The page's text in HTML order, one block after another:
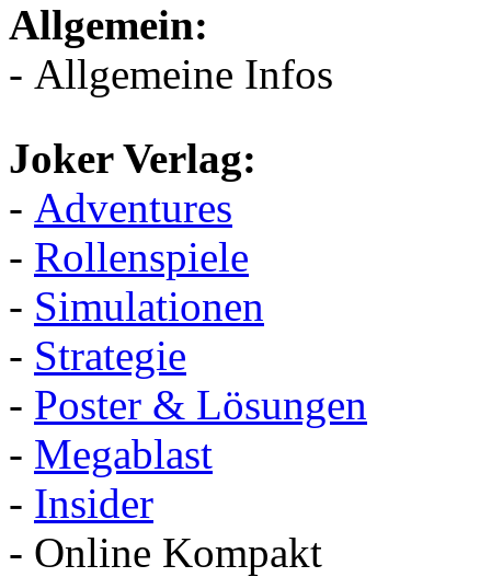
Allgemein:
- Allgemeine Infos
Joker Verlag:
- Adventures
- Rollenspiele
- Simulationen
- Strategie
- Poster & Lösungen
- Megablast
- Insider
- Online Kompakt